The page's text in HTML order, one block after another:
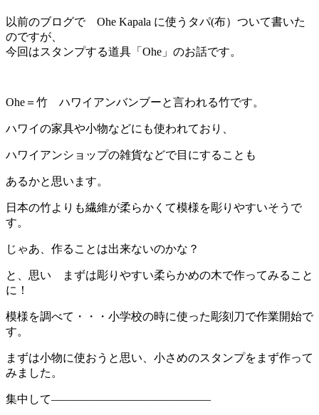
以前のブログで Ohe Kapala に使うタパ(布）ついて書いた
のですが、
今回はスタンプする道具「Ohe」のお話です。
Ohe＝竹 ハワイアンバンブーと言われる竹です。
ハワイの家具や小物などにも使われており、
ハワイアンショップの雑貨などで目にすることも
あるかと思います。
日本の竹よりも繊維が柔らかくて模様を彫りやすいそうで
す。
じゃあ、作ることは出来ないのかな？
と、思い まずは彫りやすい柔らかめの木で作ってみること
に！
模様を調べて・・・小学校の時に使った彫刻刀で作業開始で
す。
まずは小物に使おうと思い、小さめのスタンプをまず作って
みました。
集中して——————————————